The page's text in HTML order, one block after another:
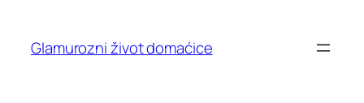
content
Glamurozni život domaćice